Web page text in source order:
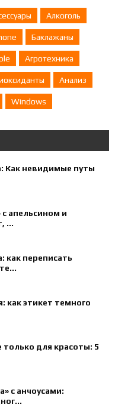
Алкоголь
Баклажаны
Агротехника
Анализ
Windows
Как невидимые путы
с апельсином и
...
как переписать
как этикет темного
только для красоты: 5
с анчоусами: